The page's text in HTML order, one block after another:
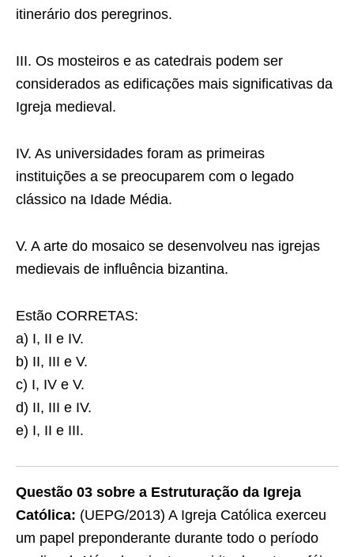
itinerário dos peregrinos.
III. Os mosteiros e as catedrais podem ser
considerados as edificações mais significativas da
Igreja medieval.
IV. As universidades foram as primeiras
instituições a se preocuparem com o legado
clássico na Idade Média.
V. A arte do mosaico se desenvolveu nas igrejas
medievais de influência bizantina.
Estão CORRETAS:
a) I, II e IV.
b) II, III e V.
c) I, IV e V.
d) II, III e IV.
e) I, II e III.
Questão 03 sobre a Estruturação da Igreja
Católica: (UEPG/2013) A Igreja Católica exerceu
um papel preponderante durante todo o período